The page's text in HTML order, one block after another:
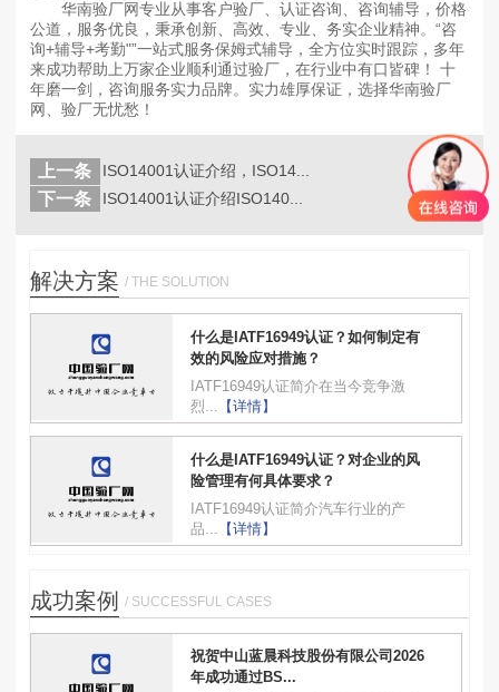
华南验厂网专业从事客户验厂、认证咨询、咨询辅导，价格
公道，服务优良，秉承创新、高效、专业、务实企业精神。“咨
询+辅导+考勤"”一站式服务保姆式辅导，全方位实时跟踪，多年
来成功帮助上万家企业顺利通过验厂，在行业中有口皆碑！ 十
年磨一剑，咨询服务实力品牌。实力雄厚保证，选择华南验厂
网、验厂无忧愁！
返回
列表
上一条 ISO14001认证介绍，ISO14...
下一条 ISO14001认证介绍ISO140...
解决方案 / THE SOLUTION
什么是IATF16949认证？如何制定有
效的风险应对措施？
IATF16949认证简介在当今竞争激
烈...
【详情】
什么是IATF16949认证？对企业的风
险管理有何具体要求？
IATF16949认证简介汽车行业的产
品...
【详情】
成功案例 / SUCCESSFUL CASES
祝贺中山蓝晨科技股份有限公司2026
年成功通过BS...